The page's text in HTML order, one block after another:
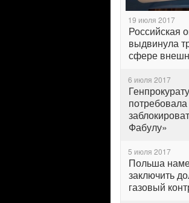
19 июля 2017
Российская
выдвинула
сфере
6 июля 2017
потребовала
Фабулу»
5 июля 2017
Польша
заключить
газовый